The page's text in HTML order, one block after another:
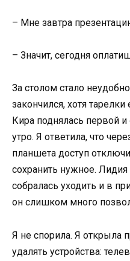
– Мне завтра
– Значит, сегодня
За столом стало
закончился, хотя
Кира поднялась первой
утро. Я ответила, что
планшета доступ
сохранить нужное.
собралась уходить и в
он слишком много
Я не спорила. Я открыла
удалять устройства: